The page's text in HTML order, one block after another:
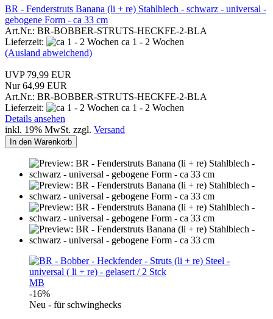
BR - Fenderstruts Banana (li + re) Stahlblech - schwarz - universal -
gebogene Form - ca 33 cm
Art.Nr.: BR-BOBBER-STRUTS-HECKFE-2-BLA
Lieferzeit:
ca 1 - 2 Wochen
(Ausland abweichend)
UVP 79,99 EUR
Nur 64,99 EUR
Art.Nr.: BR-BOBBER-STRUTS-HECKFE-2-BLA
Lieferzeit:
ca 1 - 2 Wochen
Details ansehen
inkl. 19% MwSt. zzgl. Versand
In den Warenkorb
MB
-16%
Neu - für schwinghecks